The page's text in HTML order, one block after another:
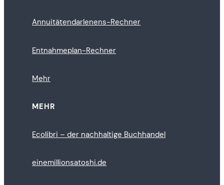
Annuitätendarlenens-Rechner
Entnahmeplan-Rechner
Mehr
MEHR
Ecolibri – der nachhaltige Buchhandel
einemillionsatoshi.de